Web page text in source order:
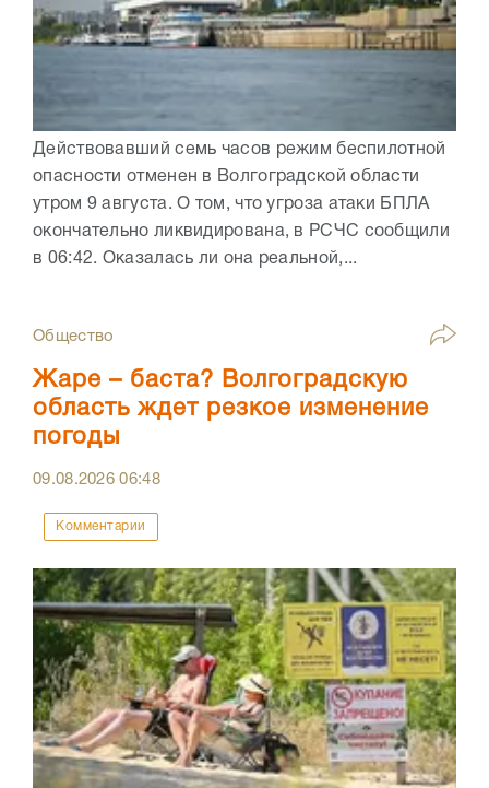
Действовавший семь часов режим беспилотной
опасности отменен в Волгоградской области
утром 9 августа. О том, что угроза атаки БПЛА
окончательно ликвидирована, в РСЧС сообщили
в 06:42. Оказалась ли она реальной,...
Общество
Жаре – баста? Волгоградскую
область ждет резкое изменение
погоды
09.08.202606:48
Комментарии